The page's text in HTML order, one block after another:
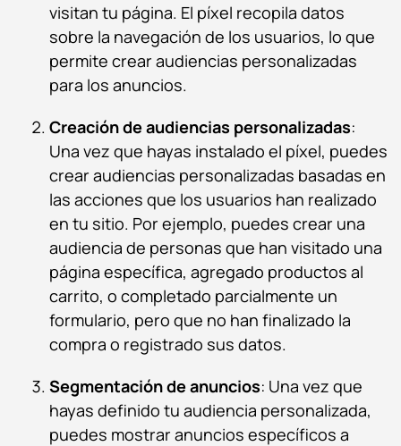
visitan tu página. El píxel recopila datos
sobre la navegación de los usuarios, lo que
permite crear audiencias personalizadas
para los anuncios.
Creación de audiencias personalizadas:
Una vez que hayas instalado el píxel, puedes
crear audiencias personalizadas basadas en
las acciones que los usuarios han realizado
en tu sitio. Por ejemplo, puedes crear una
audiencia de personas que han visitado una
página específica, agregado productos al
carrito, o completado parcialmente un
formulario, pero que no han finalizado la
compra o registrado sus datos.
Segmentación de anuncios: Una vez que
hayas definido tu audiencia personalizada,
puedes mostrar anuncios específicos a